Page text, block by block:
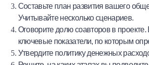
Составьте план развития вашего
Учитывайте несколько сценариев.
Оговорите долю соавторов в проекте.
ключевые показатели, по которым
Утвердите политику денежных